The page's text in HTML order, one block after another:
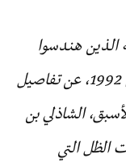
هندسوا
لعملية وقف المسار الانتخابي في جانفي 1992، عن تفاصيل
الشاذلي بن
التي